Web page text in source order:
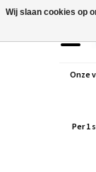
Onze
Per 1
Wij slaan cookies op